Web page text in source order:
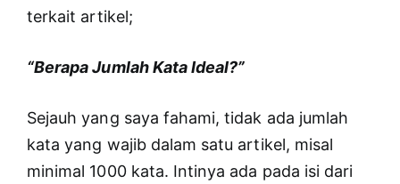
terkait artikel;
“Berapa Jumlah Kata Ideal?”
Sejauh yang saya fahami, tidak ada jumlah
kata yang wajib dalam satu artikel, misal
minimal 1000 kata. Intinya ada pada isi dari